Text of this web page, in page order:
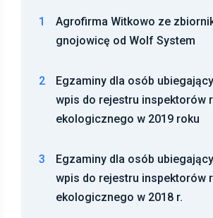
1
Agrofirma Witkowo ze
gnojowicę od Wolf System
2
Egzaminy dla osób
wpis do rejestru inspektorów
ekologicznego w 2019 roku
3
Egzaminy dla osób
wpis do rejestru inspektorów
ekologicznego w 2018 r.